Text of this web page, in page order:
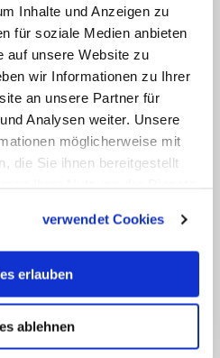
Inhalte und Anzeigen zu
für soziale Medien anbieten
auf unsere Website zu
wir Informationen zu Ihrer
an unsere Partner für
Analysen weiter. Unsere
möglicherweise mit
die Sie ihnen bereitgestellt
verwendet Cookies
erlauben
ablehnen
"Amoris laetitia" hat
Bedeutenderes zu
auf das
Geschiedenen. Wer
"Amoris laetitia"
Kommunion zu finden
suchen. Dort ist
dass solchen
in gewissen Fällen
gewähren